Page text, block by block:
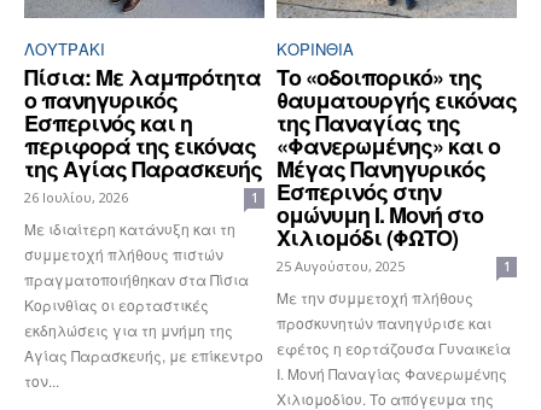
ΛΟΥΤΡΆΚΙ
Πίσια: Με λαμπρότητα
ο πανηγυρικός
Εσπερινός και η
περιφορά της εικόνας
της Αγίας Παρασκευής
26 Ιουλίου, 2026 1
Με ιδιαίτερη κατάνυξη και τη
συμμετοχή πλήθους πιστών
πραγματοποιήθηκαν στα Πίσια
Κορινθίας οι εορταστικές
εκδηλώσεις για τη μνήμη της
Αγίας Παρασκευής, με επίκεντρο
τον...
ΚΟΡΙΝΘΊΑ
Το «οδοιπορικό» της
θαυματουργής εικόνας
της Παναγίας της
«Φανερωμένης» και ο
Μέγας Πανηγυρικός
Εσπερινός στην
ομώνυμη Ι. Μονή στο
Χιλιομόδι (ΦΩΤΟ)
25 Αυγούστου, 2025 1
Με την συμμετοχή πλήθους
προσκυνητών πανηγύρισε και
εφέτος η εορτάζουσα Γυναικεία
Ι. Μονή Παναγίας Φανερωμένης
Χιλιομοδίου. Το απόγευμα της